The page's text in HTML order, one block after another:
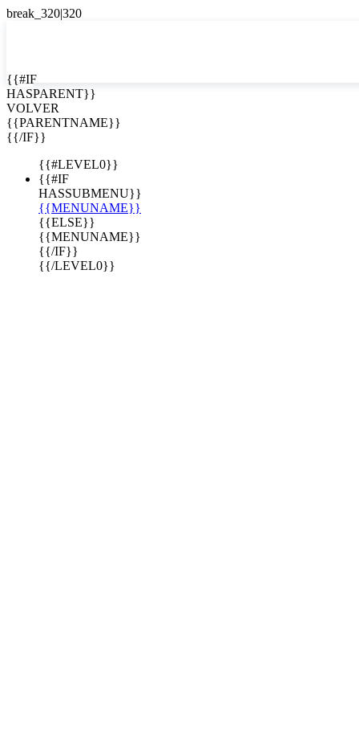

EN
ES
{{#IF
HASPARENT}}
VOLVER
{{PARENTNAME}}
{{/IF}}
{{#LEVEL0}}
{{#IF
HASSUBMENU}}
{{MENUNAME}}
{{ELSE}}
{{MENUNAME}}
{{/IF}}
{{/LEVEL0}}